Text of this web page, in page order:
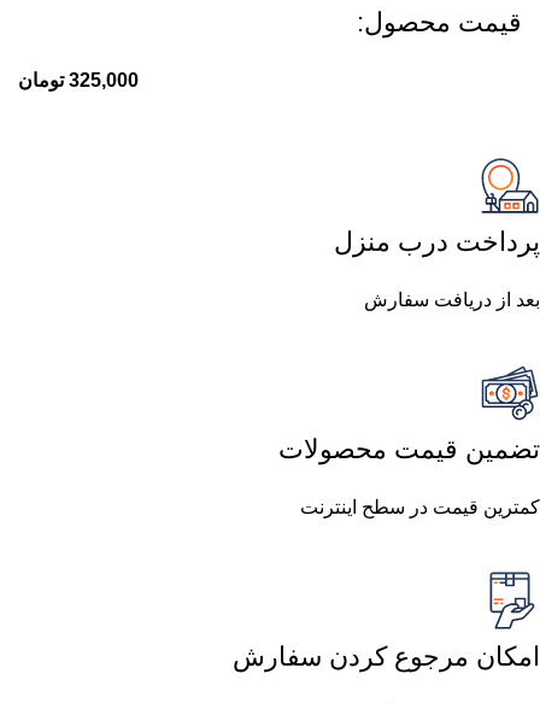
قیمت محصول:​
325,000 تومان
پرداخت درب منزل
بعد از دریافت سفارش
تضمین قیمت محصولات
کمترین قیمت در سطح اینترنت
امکان مرجوع کردن سفارش